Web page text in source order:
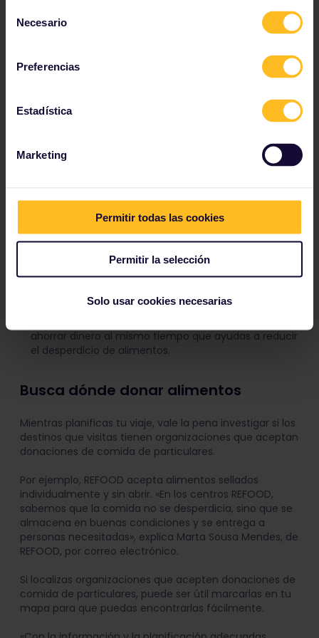
Necesario
Preferencias
Estadística
Marketing
Permitir todas las cookies
Permitir la selección
Solo usar cookies necesarias
Ir a un mercado o a una tienda de alimentación
mientras se viaja puede ser una forma estupenda de
adentrarse en las culturas locales. Cuando vayas a
comprar comida, ten en cuenta
los siguientes hábitos
comprar más de lo que podrás comer durante tu viaje:
Crea una lista de la compra con antelación. Esto
también puede ayudarle a hacer un seguimiento de
Si es posible, evita hacer la compra cuando tengas
ayudarte a ir más despacio y a disfrutar más de la
experiencia de comprar en un lugar nuevo.
A veces, las frutas y verduras «imperfectas» son más
de aspecto imperfecto (pero de buena calidad) que
ahorrar dinero al mismo tiempo que ayudas a reducir
el desperdicio de alimentos.
Busca dónde donar alimentos
Mientras planificas tu viaje, vale la pena investigar si los
destinos que visitas tienen organizaciones que aceptan
donaciones de comida de particulares.
Por ejemplo, REFOOD acepta alimentos sellados
individualmente y sin abrir. «En los centros REFOOD,
sabemos que la comida no se desperdicia, sino que se
almacena en buenas condiciones y se entrega a
personas necesitadas», explica Marta Sousa Mendes, de
REFOOD, por correo electrónico.
Si localizas organizaciones que acepten donaciones de
comida de particulares, puede ser útil marcarlas en tu
mapa para que puedas encontrarlas fácilmente.